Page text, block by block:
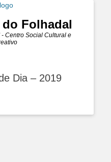
Folhadal
Centro Social Cultural e
Dia – 2019